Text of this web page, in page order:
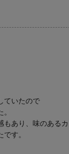
ていたので
もあり、味のある
す。